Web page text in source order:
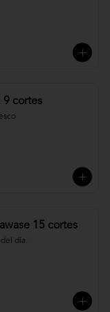
9 cortes
15 cortes
día.